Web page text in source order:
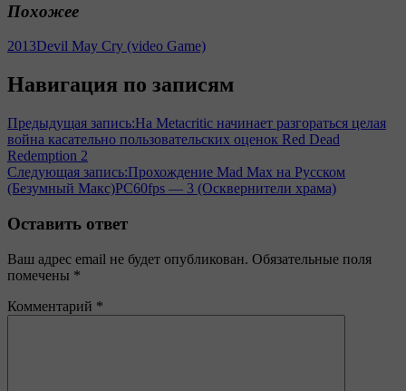
Похожее
2013Devil May Cry (video Game)
Навигация по записям
Предыдущая запись:На Metacritic начинает разгораться целая
война касательно пользовательских оценок Red Dead
Redemption 2
Следующая запись:Прохождение Mad Max на Русском
(Безумный Макс)PС60fps — 3 (Осквернители храма)
Оставить ответ
Ваш адрес email не будет опубликован. Обязательные поля
помечены *
Комментарий *